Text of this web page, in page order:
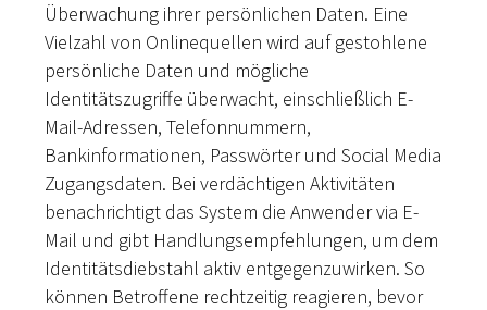
Überwachung ihrer persönlichen Daten. Eine
Vielzahl von Onlinequellen wird auf gestohlene
persönliche Daten und mögliche
Identitätszugriffe überwacht, einschließlich E-
Mail-Adressen, Telefonnummern,
Bankinformationen, Passwörter und Social Media
Zugangsdaten. Bei verdächtigen Aktivitäten
benachrichtigt das System die Anwender via E-
Mail und gibt Handlungsempfehlungen, um dem
Identitätsdiebstahl aktiv entgegenzuwirken. So
können Betroffene rechtzeitig reagieren, bevor